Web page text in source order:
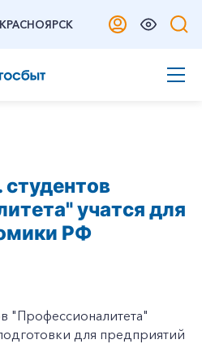
КРАСНОЯРСК
учатся для
РФ
"Профессионалитета"
для предприятий